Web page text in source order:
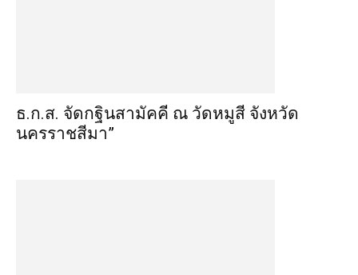
ธ.ก.ส. จัดกฐินสามัคคี ณ วัดหมูสี จังหวัด
นครราชสีมา”